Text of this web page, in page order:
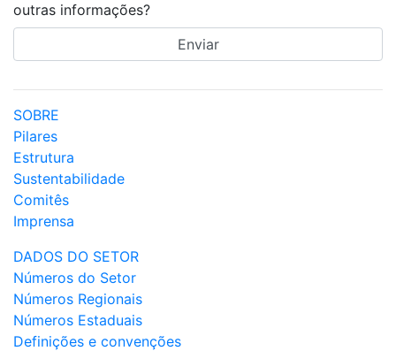
outras informações?
SOBRE
Pilares
Estrutura
Sustentabilidade
Comitês
Imprensa
DADOS DO SETOR
Números do Setor
Números Regionais
Números Estaduais
Definições e convenções